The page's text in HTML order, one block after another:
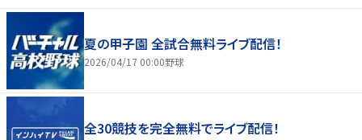
夏の甲子園 全試合無料ライブ配信！
2026/04/17 00:00野球
全30競技を完全無料でライブ配信！